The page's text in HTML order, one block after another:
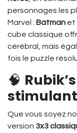
personnages les
Marvel : Batman et
cube classique
cérébral, mais
fois le puzzle résolu.
🧠
Que vous soyez
version 3x3